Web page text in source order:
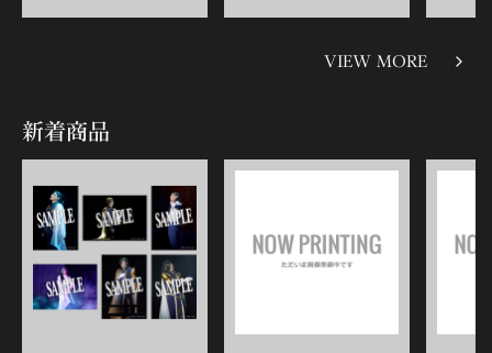
VIEW MORE
新着商品